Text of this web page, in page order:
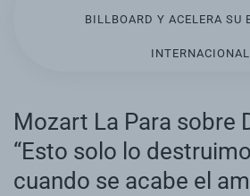
BILLBOARD Y ACELERA SU
INTERNACIONAL
Mozart La Para sobre
“Esto solo lo
cuando se acabe el